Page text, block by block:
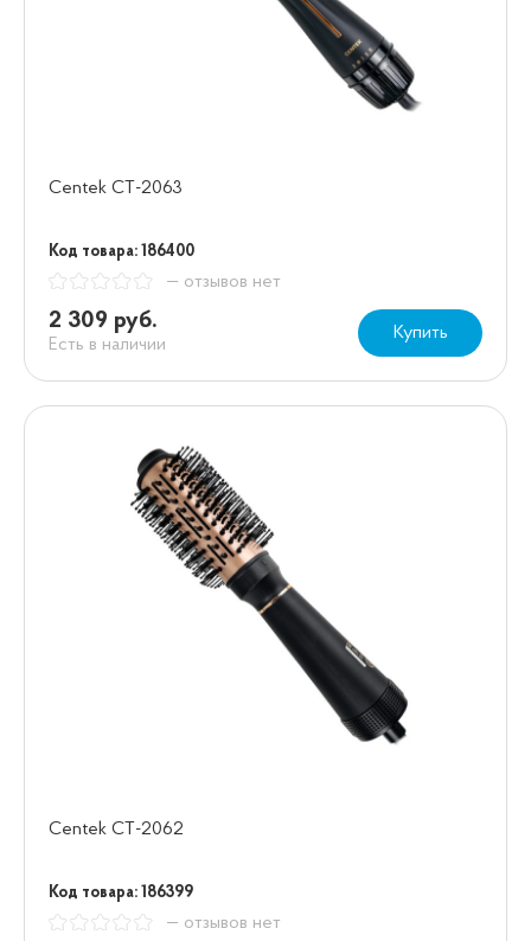
Centek CT-2063
Код товара: 186400
— отзывов нет
2 309 руб.
Есть в наличии
Купить
Centek CT-2062
Код товара: 186399
— отзывов нет